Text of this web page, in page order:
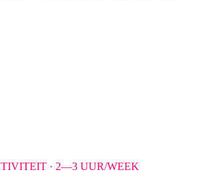
· 2—3 UUR/WEEK